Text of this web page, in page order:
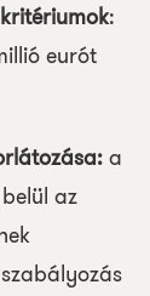
:
eurót
a
az